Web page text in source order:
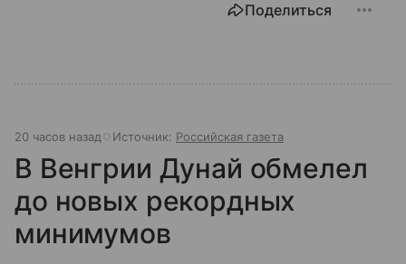
Поделиться
20 часов назад Источник: Российская газета
В Венгрии Дунай обмелел
до новых рекордных
минимумов